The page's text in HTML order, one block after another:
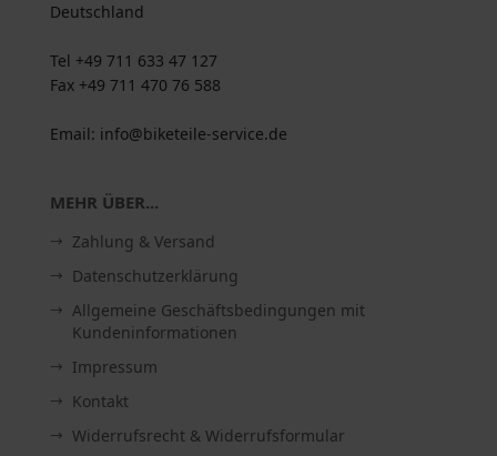
Deutschland
Tel +49 711 633 47 127
Fax +49 711 470 76 588
Email: info@biketeile-service.de
MEHR ÜBER...
Zahlung & Versand
Datenschutzerklärung
Allgemeine Geschäftsbedingungen mit
Kundeninformationen
Impressum
Kontakt
Widerrufsrecht & Widerrufsformular